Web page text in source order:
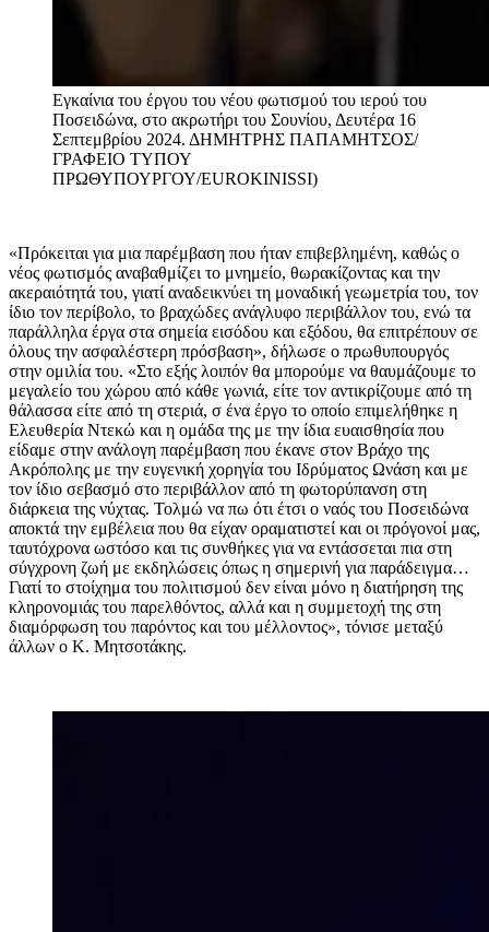
Εγκαίνια του έργου του νέου φωτισμού του ιερού του
Ποσειδώνα, στο ακρωτήρι του Σουνίου, Δευτέρα 16
Σεπτεμβρίου 2024. ΔΗΜΗΤΡΗΣ ΠΑΠΑΜΗΤΣΟΣ/
ΓΡΑΦΕΙΟ ΤΥΠΟΥ
ΠΡΩΘΥΠΟΥΡΓΟΥ/EUROKINISSI)
«Πρόκειται για μια παρέμβαση που ήταν επιβεβλημένη, καθώς ο
νέος φωτισμός αναβαθμίζει το μνημείο, θωρακίζοντας και την
ακεραιότητά του, γιατί αναδεικνύει τη μοναδική γεωμετρία του, τον
ίδιο τον περίβολο, το βραχώδες ανάγλυφο περιβάλλον του, ενώ τα
παράλληλα έργα στα σημεία εισόδου και εξόδου, θα επιτρέπουν σε
όλους την ασφαλέστερη πρόσβαση», δήλωσε ο πρωθυπουργός
στην ομιλία του. «Στο εξής λοιπόν θα μπορούμε να θαυμάζουμε το
μεγαλείο του χώρου από κάθε γωνιά, είτε τον αντικρίζουμε από τη
θάλασσα είτε από τη στεριά, σ ένα έργο το οποίο επιμελήθηκε η
Ελευθερία Ντεκώ και η ομάδα της με την ίδια ευαισθησία που
είδαμε στην ανάλογη παρέμβαση που έκανε στον Βράχο της
Ακρόπολης με την ευγενική χορηγία του Ιδρύματος Ωνάση και με
τον ίδιο σεβασμό στο περιβάλλον από τη φωτορύπανση στη
διάρκεια της νύχτας. Τολμώ να πω ότι έτσι ο ναός του Ποσειδώνα
αποκτά την εμβέλεια που θα είχαν οραματιστεί και οι πρόγονοί μας,
ταυτόχρονα ωστόσο και τις συνθήκες για να εντάσσεται πια στη
σύγχρονη ζωή με εκδηλώσεις όπως η σημερινή για παράδειγμα…
Γιατί το στοίχημα του πολιτισμού δεν είναι μόνο η διατήρηση της
κληρονομιάς του παρελθόντος, αλλά και η συμμετοχή της στη
διαμόρφωση του παρόντος και του μέλλοντος», τόνισε μεταξύ
άλλων ο Κ. Μητσοτάκης.